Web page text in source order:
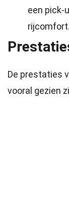
een pick-
rijcomfort.
De prestaties
vooral gezien